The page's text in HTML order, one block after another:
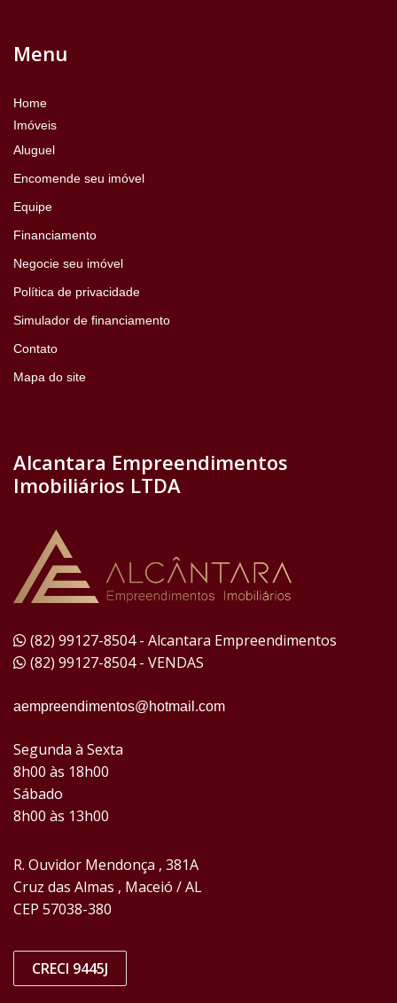
Menu
Home
Imóveis
Aluguel
Encomende seu imóvel
Equipe
Financiamento
Negocie seu imóvel
Política de privacidade
Simulador de financiamento
Contato
Mapa do site
Alcantara Empreendimentos
Imobiliários LTDA
(82) 99127-8504 - Alcantara Empreendimentos
(82) 99127-8504 - VENDAS
aempreendimentos@hotmail.com
Segunda à Sexta
8h00 às 18h00
Sábado
8h00 às 13h00
R. Ouvidor Mendonça , 381A
Cruz das Almas , Maceió / AL
CEP 57038-380
CRECI 9445J